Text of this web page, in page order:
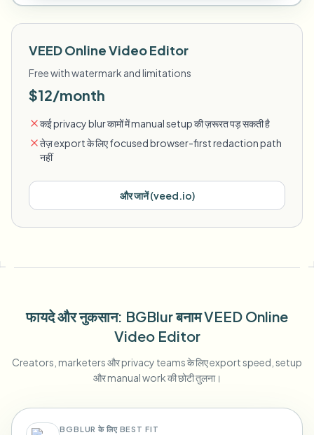
VEED Online Video Editor
Free with watermark and limitations
$12/month
कई privacy blur कामों में manual setup की ज़रूरत पड़ सकती है
तेज़ export के लिए focused browser-first redaction path
नहीं
और जानें(veed.io)
फायदे और नुकसान: BGBlurबनामVEED Online
Video Editor
Creators, marketers और privacy teams के लिए export speed, setup
और manual work की छोटी तुलना।
BGBLUR के लिए BEST FIT